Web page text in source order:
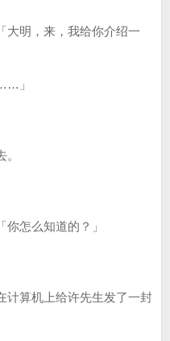
大明，来，我给你介绍一
」
怎么知道的？」
计算机上给许先生发了一封